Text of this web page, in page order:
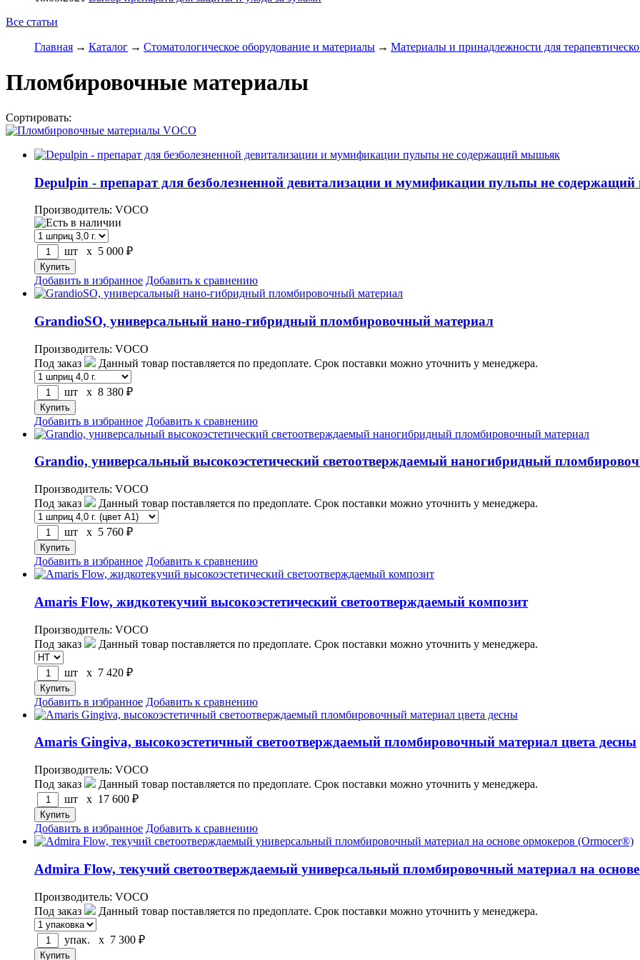
Все статьи
Главная → Каталог → Стоматологическое оборудование и материалы → Материалы и принадлежности для
Пломбировочные материалы
Сортировать:
Depulpin - препарат для безболезненной девитализации и мумификации пульпы не
Производитель: VOCO
шт x 5 000 ₽
Добавить в избранное Добавить к сравнению
GrandioSO, универсальный нано-гибридный пломбировочный материал
Производитель: VOCO
Под заказ
Данный товар поставляется по предоплате. Срок поставки можно уточнить у менеджера.
шт x 8 380 ₽
Добавить в избранное Добавить к сравнению
Grandio, универсальный высокоэстетический светоотверждаемый наногибридный
Производитель: VOCO
Под заказ
Данный товар поставляется по предоплате. Срок поставки можно уточнить у менеджера.
шт x 5 760 ₽
Добавить в избранное Добавить к сравнению
Amaris Flow, жидкотекучий высокоэстетический светоотверждаемый композит
Производитель: VOCO
Под заказ
Данный товар поставляется по предоплате. Срок поставки можно уточнить у менеджера.
шт x 7 420 ₽
Добавить в избранное Добавить к сравнению
Amaris Gingiva, высокоэстетичный светоотверждаемый пломбировочный материал цвета десны
Производитель: VOCO
Под заказ
Данный товар поставляется по предоплате. Срок поставки можно уточнить у менеджера.
шт x 17 600 ₽
Добавить в избранное Добавить к сравнению
Admira Flow, текучий светоотверждаемый yниверсальный пломбировочный материал на
Производитель: VOCO
Под заказ
Данный товар поставляется по предоплате. Срок поставки можно уточнить у менеджера.
упак. x 7 300 ₽